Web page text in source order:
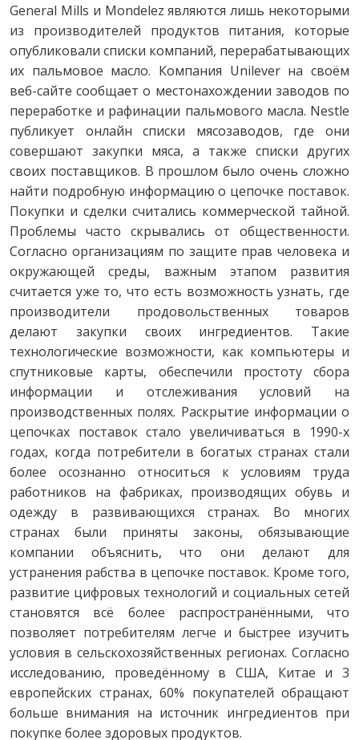
General Mills и Mondelez являются лишь некоторыми
из производителей продуктов питания, которые
опубликовали списки компаний, перерабатывающих
их пальмовое масло. Компания Unilever на своём
веб-сайте сообщает о местонахождении заводов по
переработке и рафинации пальмового масла. Nestle
публикует онлайн списки мясозаводов, где они
совершают закупки мяса, а также списки других
своих поставщиков. В прошлом было очень сложно
найти подробную информацию о цепочке поставок.
Покупки и сделки считались коммерческой тайной.
Проблемы часто скрывались от общественности.
Согласно организациям по защите прав человека и
окружающей среды, важным этапом развития
считается уже то, что есть возможность узнать, где
производители продовольственных товаров
делают закупки своих ингредиентов. Такие
технологические возможности, как компьютеры и
спутниковые карты, обеспечили простоту сбора
информации и отслеживания условий на
производственных полях. Раскрытие информации о
цепочках поставок стало увеличиваться в 1990-х
годах, когда потребители в богатых странах стали
более осознанно относиться к условиям труда
работников на фабриках, производящих обувь и
одежду в развивающихся странах. Во многих
странах были приняты законы, обязывающие
компании объяснить, что они делают для
устранения рабства в цепочке поставок. Кроме того,
развитие цифровых технологий и социальных сетей
становятся всё более распространёнными, что
позволяет потребителям легче и быстрее изучить
условия в сельскохозяйственных регионах. Согласно
исследованию, проведённому в США, Китае и 3
европейских странах, 60% покупателей обращают
больше внимания на источник ингредиентов при
покупке более здоровых продуктов.